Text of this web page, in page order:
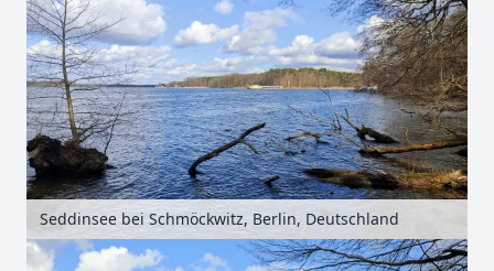
Seddinsee bei Schmöckwitz, Berlin, Deutschland